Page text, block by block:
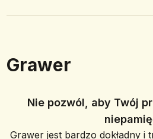
Grawer
Nie pozwól, aby Twój
Grawer jest bardzo dokładny i